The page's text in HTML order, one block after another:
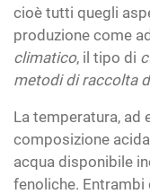
cioè tutti quegli
produzione come
climatico, il tipo di
metodi di raccolta
La temperatura, ad
composizione
acqua disponibile
fenoliche.